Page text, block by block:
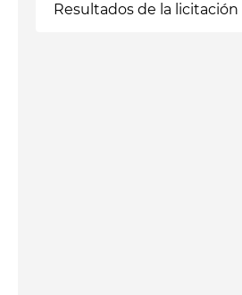
Resultados de la licitación